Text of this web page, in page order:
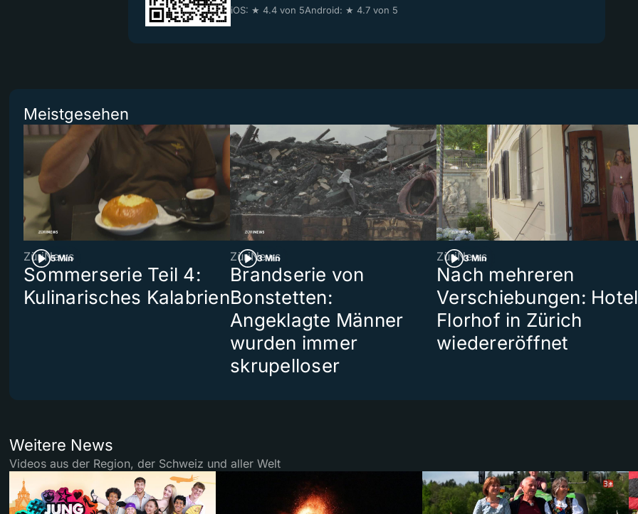
iOS: ★ 4.4 von 5Android: ★ 4.7 von 5
Meistgesehen
5 Min
ZüriNews
Sommerserie Teil 4:
Kulinarisches Kalabrien
3 Min
ZüriNews
Brandserie von
Bonstetten:
Angeklagte Männer
wurden immer
skrupelloser
3 Min
ZüriNews
Nach mehreren
Verschiebungen: Hotel
Florhof in Zürich
wiedereröffnet
Weitere News
Videos aus der Region, der Schweiz und aller Welt